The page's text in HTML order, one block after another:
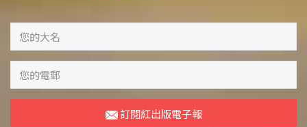
訂閱紅出版電子報